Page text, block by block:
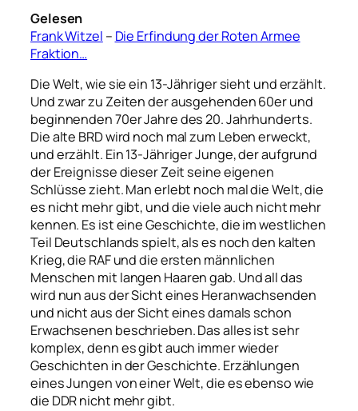
Gelesen
Frank Witzel – Die Erfindung der Roten Armee
Fraktion…
Die Welt, wie sie ein 13-Jähriger sieht und erzählt.
Und zwar zu Zeiten der ausgehenden 60er und
beginnenden 70er Jahre des 20. Jahrhunderts.
Die alte BRD wird noch mal zum Leben erweckt,
und erzählt. Ein 13-Jähriger Junge, der aufgrund
der Ereignisse dieser Zeit seine eigenen
Schlüsse zieht. Man erlebt noch mal die Welt, die
es nicht mehr gibt, und die viele auch nicht mehr
kennen. Es ist eine Geschichte, die im westlichen
Teil Deutschlands spielt, als es noch den kalten
Krieg, die RAF und die ersten männlichen
Menschen mit langen Haaren gab. Und all das
wird nun aus der Sicht eines Heranwachsenden
und nicht aus der Sicht eines damals schon
Erwachsenen beschrieben. Das alles ist sehr
komplex, denn es gibt auch immer wieder
Geschichten in der Geschichte. Erzählungen
eines Jungen von einer Welt, die es ebenso wie
die DDR nicht mehr gibt.